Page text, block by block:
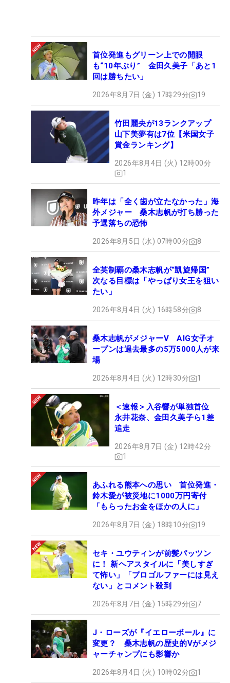
首位発進もグリーン上での開眼
も“10年ぶり” 金田久美子「あと1
回は勝ちたい」
2026年8月7日 (金) 17時29分 19
竹田麗央が13ランクアップ
山下美夢有は7位【米国女子
賞金ランキング】
2026年8月4日 (火) 12時00分
1
昨年は「全く歯が立たなかった」海
外メジャー 桑木志帆が打ち勝った
予選落ちの恐怖
2026年8月5日 (水) 07時00分 8
全英制覇の桑木志帆が“凱旋帰国”
次なる目標は「やっぱり女王を狙い
たい」
2026年8月4日 (火) 16時58分 8
桑木志帆がメジャーV AIG女子オ
ープンは過去最多の5万5000人が来
場
2026年8月4日 (火) 12時30分 1
＜速報＞入谷響が単独首位
永井花奈、金田久美子ら1差
追走
2026年8月7日 (金) 12時42分
1
あふれる熊本への思い 首位発進・
鈴木愛が被災地に1000万円寄付
「もらったお金をほかの人に」
2026年8月7日 (金) 18時10分 19
セキ・ユウティンが前髪パッツン
に！ 新ヘアスタイルに「美しすぎ
て怖い」「プロゴルファーには見え
ない」とコメント殺到
2026年8月7日 (金) 15時29分 7
J・ローズが『イエローボール』に
変更？ 桑木志帆の歴史的Vがメジ
ャーチャンプにも影響か
2026年8月4日 (火) 10時02分 1